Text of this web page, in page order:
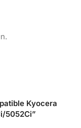
Kyocera
5052Ci”